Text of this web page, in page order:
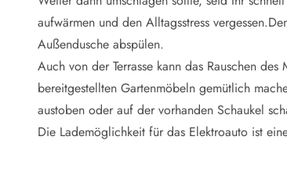
Fotowettbewerb
Vorteile bei uns
Reisecurity
Esmark KidsVIP
Esmark VIP - Partnervorteile und Rabatte
Preisgarantie
aufwärmen und den Alltagsstress
Außendusche abspülen.
Auch von der Terrasse kann das Rauschen
bereitgestellten Gartenmöbeln gemütlich
austoben oder auf der vorhanden Schaukel
Die Lademöglichkeit für das Elektroauto ist